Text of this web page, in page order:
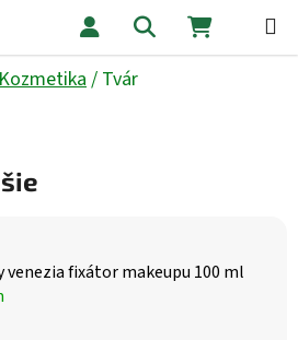
Hľadať
Kozmetika / Tvár
venezia fixátor makeupu 100 ml